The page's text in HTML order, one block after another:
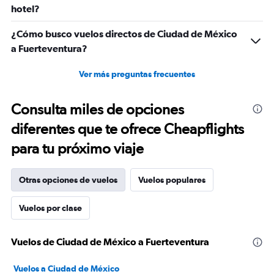
hotel?
¿Cómo busco vuelos directos de Ciudad de México
a Fuerteventura?
Ver más preguntas frecuentes
Consulta miles de opciones
diferentes que te ofrece Cheapflights
para tu próximo viaje
Otras opciones de vuelos Vuelos populares
Vuelos por clase
Vuelos de Ciudad de México a Fuerteventura
Vuelos a Ciudad de México